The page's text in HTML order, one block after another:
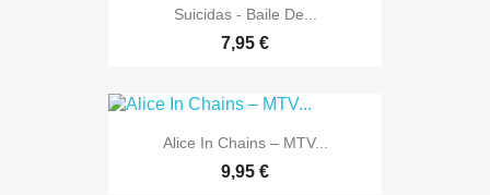
Suicidas - Baile De...
7,95 €
Alice In Chains – MTV...
9,95 €